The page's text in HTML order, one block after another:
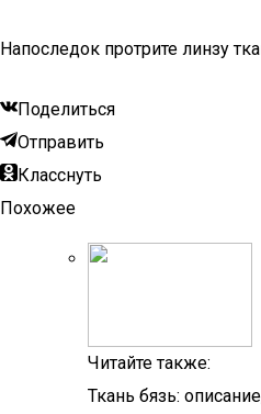
Напоследок протрите линзу
Поделиться
Отправить
Класснуть
Похожее
Читайте также:
Ткань бязь: